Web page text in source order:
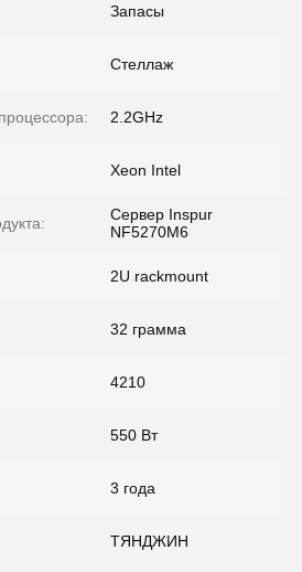
Запасы
Стеллаж
2.2GHz
Xeon Intel
Сервер Inspur
NF5270M6
2U rackmount
32 грамма
4210
550 Вт
3 года
ТЯНДЖИН